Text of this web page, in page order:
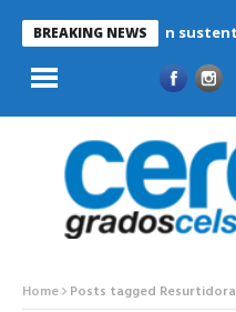
BREAKING NEWS
Refrigeración
Home Posts tagged